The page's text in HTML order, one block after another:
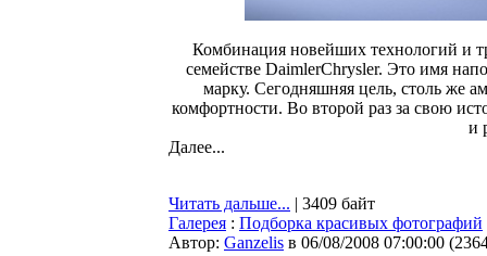
Комбинация новейших технологий и
семействе DaimlerChrysler. Это имя
марку. Сегодняшняя цель, столь же
комфортности. Во второй раз за свою
и
Далее...
Читать дальше... | 3409 байт
Галерея : Подборка красивых фотографий
Автор: Ganzelis в 06/08/2008 07:00:00 (